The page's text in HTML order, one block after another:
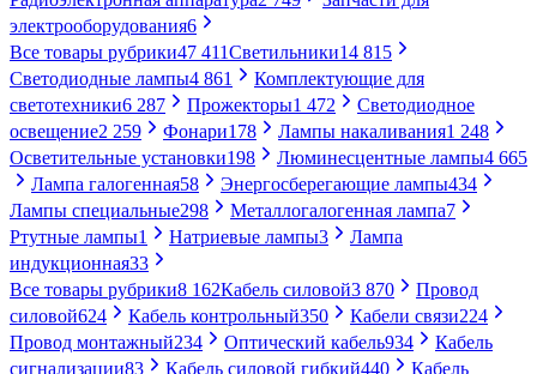
электрооборудования6
Все товары рубрики47 411Светильники14 815
Светодиодные лампы4 861
Комплектующие для
светотехники6 287 Прожекторы1 472
Светодиодное
освещение2 259 Фонари178 Лампы накаливания1 248
Осветительные установки198 Люминесцентные лампы4 665
Лампа галогенная58 Энергосберегающие лампы434
Лампы специальные298 Металлогалогенная лампа7
Ртутные лампы1 Натриевые лампы3
Лампа
индукционная33
Все товары рубрики8 162Кабель силовой3 870
Провод
силовой624 Кабель контрольный350 Кабели связи224
Провод монтажный234 Оптический кабель934
Кабель
сигнализации83 Кабель силовой гибкий440
Кабель